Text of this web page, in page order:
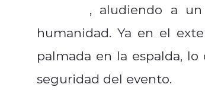
, aludiendo a
humanidad. Ya en el
palmada en la espalda,
seguridad del evento.